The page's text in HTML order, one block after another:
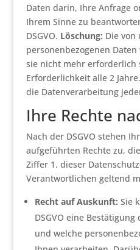
Daten darin, Ihre Anfrage
Ihrem Sinne zu
DSGVO. Löschung: Die von
personenbezogenen
sie nicht mehr
Erforderlichkeit alle 2
die Datenverarbeitung
Ihre Rechte
Nach der DSGVO stehen
aufgeführten Rechte zu,
Ziffer 1. dieser
Verantwortlichen geltend
Recht auf Auskunft: Sie
DSGVO eine
und welche